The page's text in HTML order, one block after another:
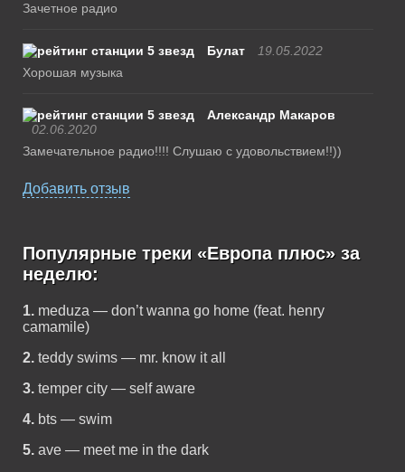
Зачетное радио
Булат
19.05.2022
Хорошая музыка
Александр Макаров
02.06.2020
Замечательное радио!!!! Слушаю с удовольствием!!))
Добавить отзыв
Популярные треки «Европа плюс» за
неделю:
1. meduza — don’t wanna go home (feat. henry
camamile)
2. teddy swims — mr. know it all
3. temper city — self aware
4. bts — swim
5. ave — meet me in the dark